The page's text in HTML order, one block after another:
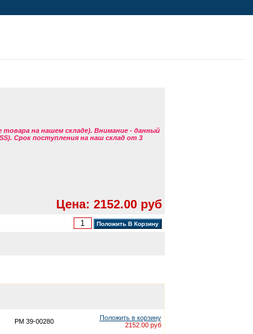
товара на нашем складе). Внимание - данный
Срок поступления на наш склад от 3
Цена: 2152.00 руб
PM 39-00280
Положить в корзину
2152.00 руб